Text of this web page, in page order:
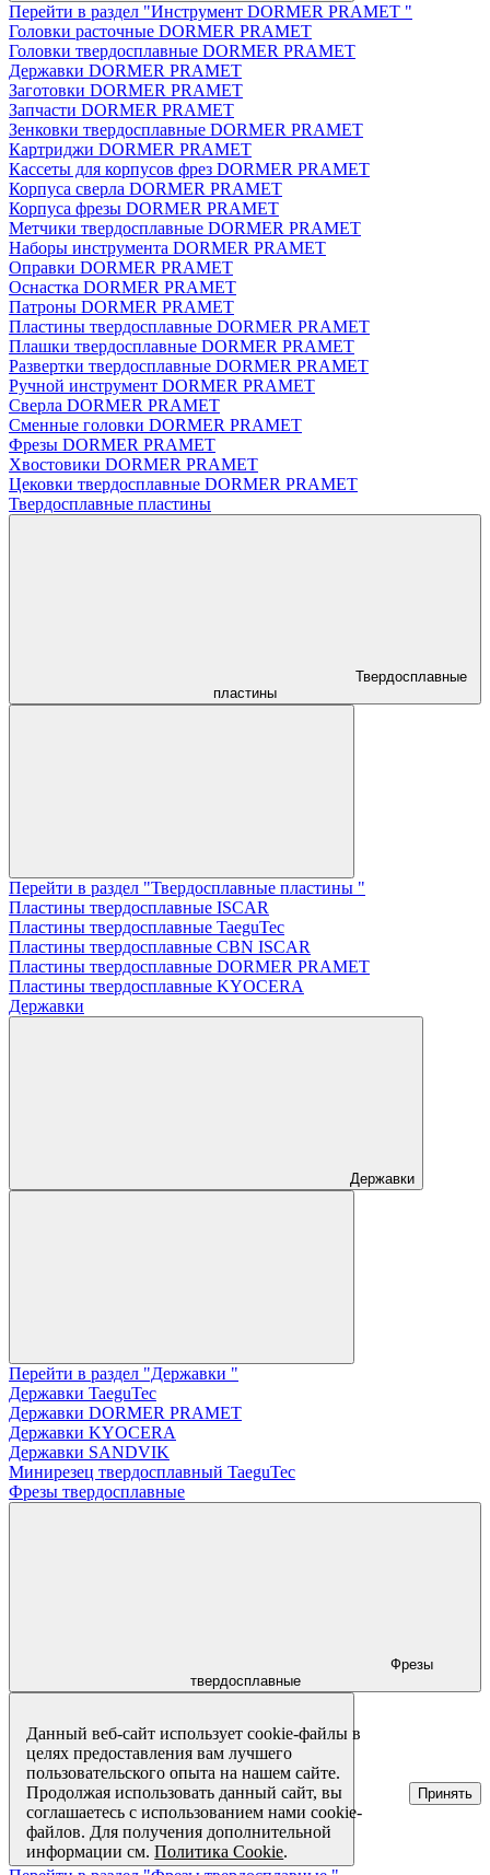
Перейти в раздел "Инструмент DORMER PRAMET "
Головки расточные DORMER PRAMET
Головки твердосплавные DORMER PRAMET
Державки DORMER PRAMET
Заготовки DORMER PRAMET
Запчасти DORMER PRAMET
Зенковки твердосплавные DORMER PRAMET
Картриджи DORMER PRAMET
Кассеты для корпусов фрез DORMER PRAMET
Корпуса сверла DORMER PRAMET
Корпуса фрезы DORMER PRAMET
Метчики твердосплавные DORMER PRAMET
Наборы инструмента DORMER PRAMET
Оправки DORMER PRAMET
Оснастка DORMER PRAMET
Патроны DORMER PRAMET
Пластины твердосплавные DORMER PRAMET
Плашки твердосплавные DORMER PRAMET
Развертки твердосплавные DORMER PRAMET
Ручной инструмент DORMER PRAMET
Сверла DORMER PRAMET
Сменные головки DORMER PRAMET
Фрезы DORMER PRAMET
Хвостовики DORMER PRAMET
Цековки твердосплавные DORMER PRAMET
Твердосплавные пластины
Твердосплавные
пластины
Перейти в раздел "Твердосплавные пластины "
Пластины твердосплавные ISCAR
Пластины твердосплавные TaeguTec
Пластины твердосплавные CBN ISCAR
Пластины твердосплавные DORMER PRAMET
Пластины твердосплавные KYOCERA
Державки
Державки
Перейти в раздел "Державки "
Державки TaeguTec
Державки DORMER PRAMET
Державки KYOCERA
Державки SANDVIK
Минирезец твердосплавный TaeguTec
Фрезы твердосплавные
Фрезы
твердосплавные
Данный веб-сайт использует cookie-файлы в
целях предоставления вам лучшего
пользовательского опыта на нашем сайте.
Продолжая использовать данный сайт, вы
соглашаетесь с использованием нами cookie-
файлов. Для получения дополнительной
информации см.Политика Cookie.
Принять